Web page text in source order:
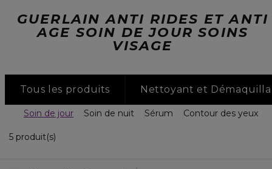
GUERLAIN ANTI RIDES ET ANTI
AGE SOIN DE JOUR SOINS
VISAGE
Tous les produits Nettoyant et
Soin de jour Soin de nuit Sérum Contour des yeux
5 produit(s)